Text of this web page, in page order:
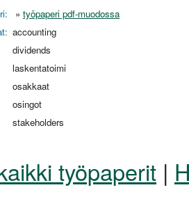
» työpaperi pdf-muodossa
accounting
dividends
laskentatoimi
osakkaat
osingot
stakeholders
työpaperit |